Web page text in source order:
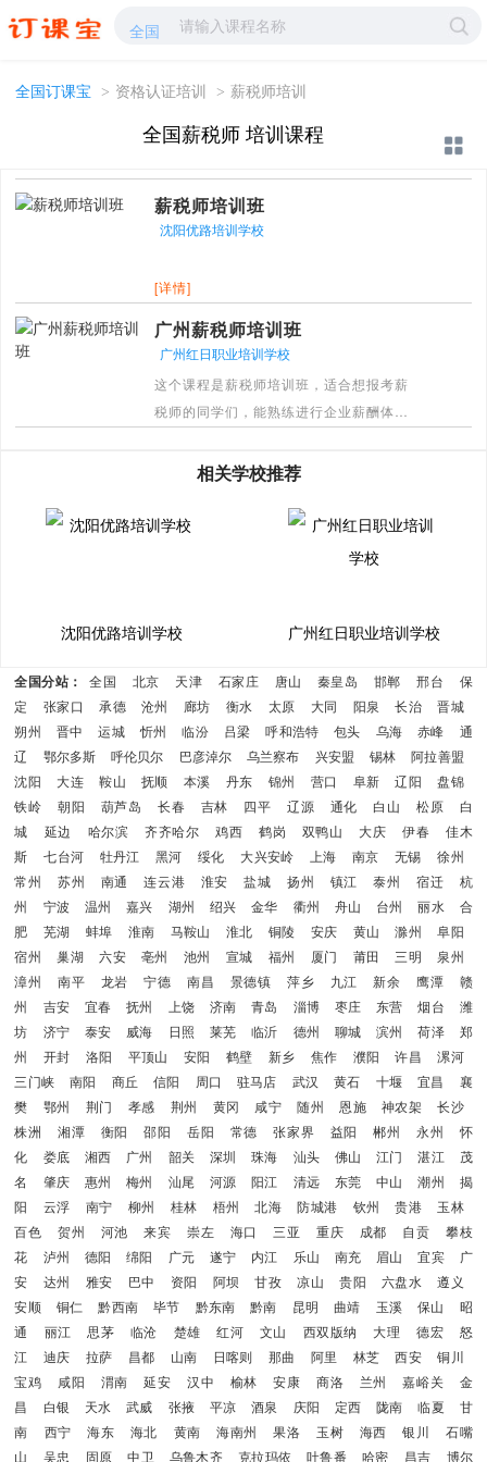
薪税师培训-薪税师学校哪家好?-订课宝
全国
全国订课宝 > 资格认证培训 > 薪税师培训
全国薪税师 培训课程
薪税师培训班
沈阳优路培训学校
[详情]
广州薪税师培训班
广州红日职业培训学校
这个课程是薪税师培训班，适合想报考薪
税师的同学们，能熟练进行企业薪酬体系
相关学校推荐
沈阳优路培训学校 广州红日职业培训学校
全国分站： 全国 北京 天津 石家庄 唐山 秦皇岛 邯郸 邢台
保
定
张家口 承德 沧州 廊坊 衡水 太原 大同 阳泉 长治
晋城
朔州
晋中 运城 忻州 临汾 吕梁 呼和浩特 包头 乌海 赤峰
通
辽
鄂尔多斯 呼伦贝尔 巴彦淖尔 乌兰察布 兴安盟 锡林
阿拉善盟
沈阳
大连 鞍山 抚顺 本溪 丹东 锦州 营口 阜新 辽阳
盘锦
铁岭
朝阳 葫芦岛 长春 吉林 四平 辽源 通化 白山 松原
白
城
延边 哈尔滨 齐齐哈尔 鸡西 鹤岗 双鸭山 大庆 伊春
佳木
斯
七台河 牡丹江 黑河 绥化 大兴安岭 上海 南京 无锡
徐州
常州
苏州 南通 连云港 淮安 盐城 扬州 镇江 泰州 宿迁
杭
州
宁波 温州 嘉兴 湖州 绍兴 金华 衢州 舟山 台州 丽水
合
肥
芜湖 蚌埠 淮南 马鞍山 淮北 铜陵 安庆 黄山 滁州
阜阳
宿州
巢湖 六安 亳州 池州 宣城 福州 厦门 莆田 三明
泉州
漳州
南平 龙岩 宁德 南昌 景德镇 萍乡 九江 新余 鹰潭
赣
州
吉安 宜春 抚州 上饶 济南 青岛 淄博 枣庄 东营 烟台
潍
坊
济宁 泰安 威海 日照 莱芜 临沂 德州 聊城 滨州 荷泽
郑
州
开封 洛阳 平顶山 安阳 鹤壁 新乡 焦作 濮阳 许昌
漯河
三门峡
南阳 商丘 信阳 周口 驻马店 武汉 黄石 十堰 宜昌
襄
樊
鄂州 荆门 孝感 荆州 黄冈 咸宁 随州 恩施 神农架
长沙
株洲
湘潭 衡阳 邵阳 岳阳 常德 张家界 益阳 郴州 永州
怀
化
娄底 湘西 广州 韶关 深圳 珠海 汕头 佛山 江门 湛江
茂
名
肇庆 惠州 梅州 汕尾 河源 阳江 清远 东莞 中山 潮州
揭
阳
云浮 南宁 柳州 桂林 梧州 北海 防城港 钦州 贵港
玉林
百色
贺州 河池 来宾 崇左 海口 三亚 重庆 成都 自贡
攀枝
花
泸州 德阳 绵阳 广元 遂宁 内江 乐山 南充 眉山 宜宾
广
安
达州 雅安 巴中 资阳 阿坝 甘孜 凉山 贵阳 六盘水
遵义
安顺
铜仁 黔西南 毕节 黔东南 黔南 昆明 曲靖 玉溪 保山
昭
通
丽江 思茅 临沧 楚雄 红河 文山 西双版纳 大理 德宏
怒
江
迪庆 拉萨 昌都 山南 日喀则 那曲 阿里 林芝 西安
铜川
宝鸡
咸阳 渭南 延安 汉中 榆林 安康 商洛 兰州 嘉峪关
金
昌
白银 天水 武威 张掖 平凉 酒泉 庆阳 定西 陇南 临夏
甘
南
西宁 海东 海北 黄南 海南州 果洛 玉树 海西 银川
石嘴
山
吴忠 固原 中卫 乌鲁木齐 克拉玛依 吐鲁番 哈密 昌吉 博尔